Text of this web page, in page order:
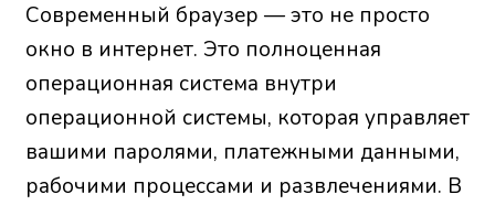
Современный браузер — это не просто
окно в интернет. Это полноценная
операционная система внутри
операционной системы, которая управляет
вашими паролями, платежными данными,
рабочими процессами и развлечениями. В